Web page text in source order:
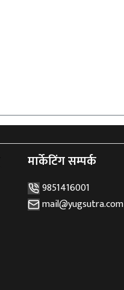
मार्केटिंग सम्पर्क
9851416001
mail@yugsutra.com